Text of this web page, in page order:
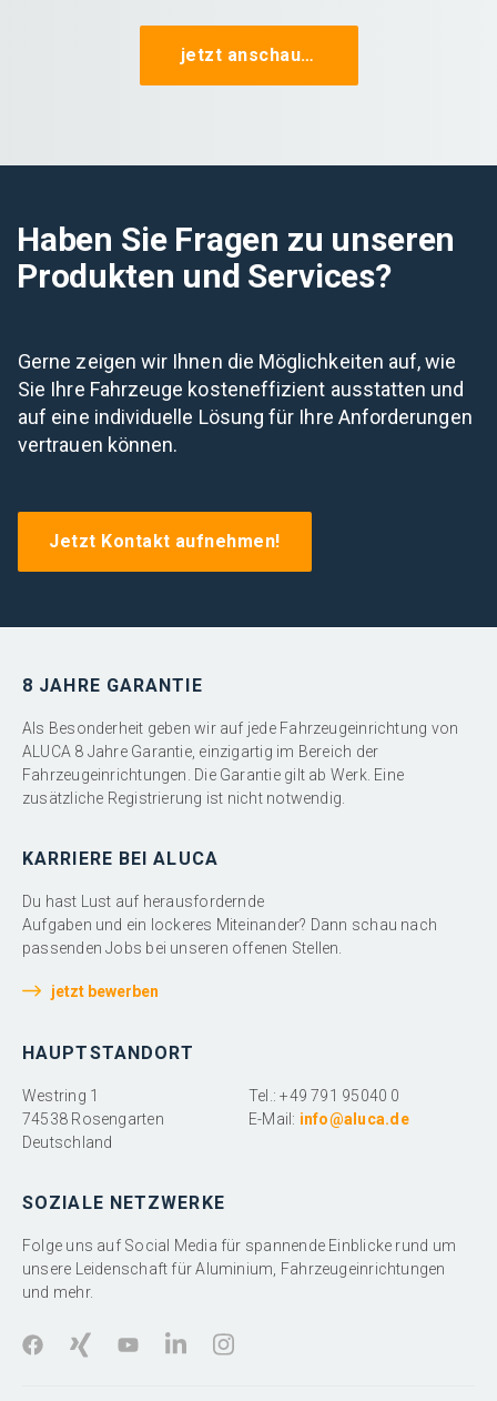
jetzt anschauen
Haben Sie Fragen zu unseren
Produkten und Services?
Gerne zeigen wir Ihnen die Möglichkeiten auf, wie
Sie Ihre Fahrzeuge kosteneffizient ausstatten und
auf eine individuelle Lösung für Ihre Anforderungen
vertrauen können.
Jetzt Kontakt aufnehmen!
8 JAHRE GARANTIE
Als Besonderheit geben wir auf jede Fahrzeugeinrichtung von
ALUCA 8 Jahre Garantie, einzigartig im Bereich der
Fahrzeugeinrichtungen. Die Garantie gilt ab Werk. Eine
zusätzliche Registrierung ist nicht notwendig.
KARRIERE BEI ALUCA
Du hast Lust auf herausfordernde
Aufgaben und ein lockeres Miteinander? Dann schau nach
passenden Jobs bei unseren offenen Stellen.
jetzt bewerben
HAUPTSTANDORT
Westring 1
74538 Rosengarten
Deutschland
Tel.: +49 791 95040 0
E-Mail: info@aluca.de
SOZIALE NETZWERKE
Folge uns auf Social Media für spannende Einblicke rund um
unsere Leidenschaft für Aluminium, Fahrzeugeinrichtungen
und mehr.